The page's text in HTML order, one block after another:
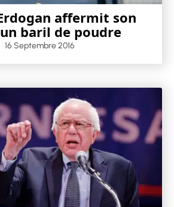
affermit son
baril de poudre
16 Septembre 2016